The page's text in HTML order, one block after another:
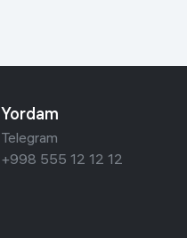
Yordam
Telegram
+998 555 12 12 12